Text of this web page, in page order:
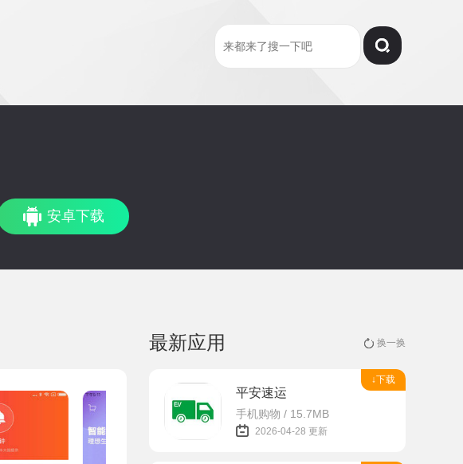
安卓下载
最新应用 换一换
↓下载
平安速运
手机购物 / 15.7MB
2026-04-28 更新